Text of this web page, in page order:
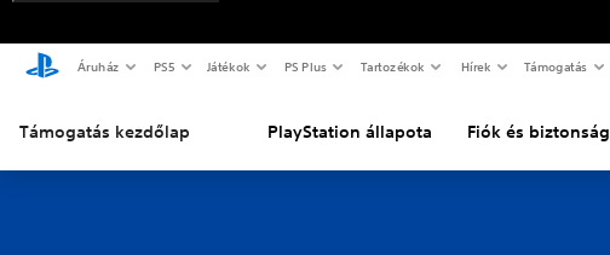
Áruház PS5 Játékok PS Plus Tartozékok Hírek Támogatás
Támogatás kezdőlap PlayStation állapota Fiók és biztonság